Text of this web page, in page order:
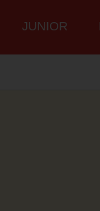
JUNIOR